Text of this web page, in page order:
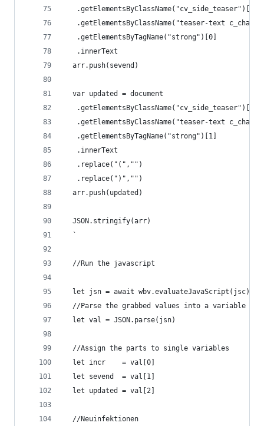
   .getElementsByClassName("cv_side_teaser")[0]
.getElementsByClassName("teaser-text
   .getElementsByTagName("strong")[0]
   .innerText
  arr.push(sevend)
  var updated = document
   .getElementsByClassName("cv_side_teaser")[0]
.getElementsByClassName("teaser-text
   .getElementsByTagName("strong")[1]
   .innerText
   .replace("(","")
   .replace(")","")
  arr.push(updated)
  JSON.stringify(arr)
  `
  //Run the javascript
  let jsn = await wbv.evaluateJavaScript(jsc)
  //Parse the grabbed values into a variable
  let val = JSON.parse(jsn)
  //Assign the parts to single variables
  let incr    = val[0]
  let sevend  = val[1]
  let updated = val[2]
  //Neuinfektionen